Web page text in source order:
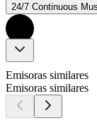
24/7 Continuous
Emisoras similares
Emisoras similares